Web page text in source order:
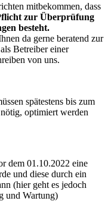
mitbekommen, dass
zur Überprüfung
besteht.
da gerne beratend zur
Betreiber einer
von uns.
spätestens bis zum
optimiert werden
dem 01.10.2022 eine
und diese durch ein
(hier geht es jedoch
und Wartung)